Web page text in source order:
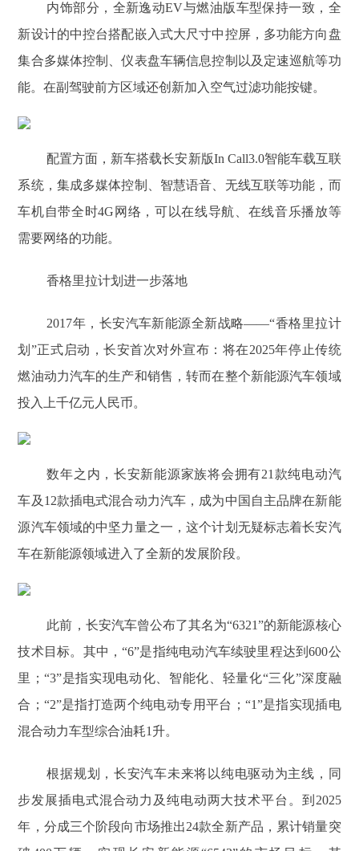
内饰部分，全新逸动EV与燃油版车型保持一致，全
新设计的中控台搭配嵌入式大尺寸中控屏，多功能方向盘
集合多媒体控制、仪表盘车辆信息控制以及定速巡航等功
能。在副驾驶前方区域还创新加入空气过滤功能按键。
配置方面，新车搭载长安新版In Call3.0智能车载互联
系统，集成多媒体控制、智慧语音、无线互联等功能，而
车机自带全时4G网络，可以在线导航、在线音乐播放等
需要网络的功能。
香格里拉计划进一步落地
2017年，长安汽车新能源全新战略——“香格里拉计
划”正式启动，长安首次对外宣布：将在2025年停止传统
燃油动力汽车的生产和销售，转而在整个新能源汽车领域
投入上千亿元人民币。
数年之内，长安新能源家族将会拥有21款纯电动汽
车及12款插电式混合动力汽车，成为中国自主品牌在新能
源汽车领域的中坚力量之一，这个计划无疑标志着长安汽
车在新能源领域进入了全新的发展阶段。
此前，长安汽车曾公布了其名为“6321”的新能源核心
技术目标。其中，“6”是指纯电动汽车续驶里程达到600公
里；“3”是指实现电动化、智能化、轻量化“三化”深度融
合；“2”是指打造两个纯电动专用平台；“1”是指实现插电
混合动力车型综合油耗1升。
根据规划，长安汽车未来将以纯电驱动为主线，同
步发展插电式混合动力及纯电动两大技术平台。到2025
年，分成三个阶段向市场推出24款全新产品，累计销量突